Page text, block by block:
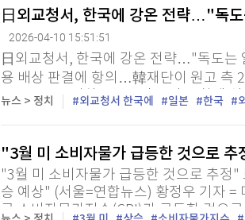
日외교청서, 한국에 강온 전략…"독
2026-04-10 15:51:51
日외교청서, 한국에 강온 전략…"독도는
용 배상 판결에 항의…韓재단이 원고 측
요'→'중요' 격하…북중러 군사 동향에 심
원 = 일본이 10일 공개한 2026년판 외교
뉴스 > 정치 외교청서 한국에 일본 한국
"3월 미 소비자물가 급등한 것으로
"3월 미 소비자물가 급등한 것으로 추정
승 예상" (서울=연합뉴스) 황정우 기자 =
국 소비자물가지수(CPI)가 급등한 것으